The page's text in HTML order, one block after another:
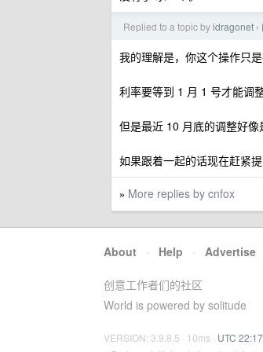
Replied to a topic byidragonet ›
我的理解是，你这个操作只
利率要等到 1 月 1 号才能调
但是最近 10 月底的调整好
如果跟着一起的话现在赶紧
» More replies by cnfox
About · Help · Advertise
创意工作者们的社区
World is powered by solitude
VERSION: 3.9.8.5 · 10ms · UTC 22:17